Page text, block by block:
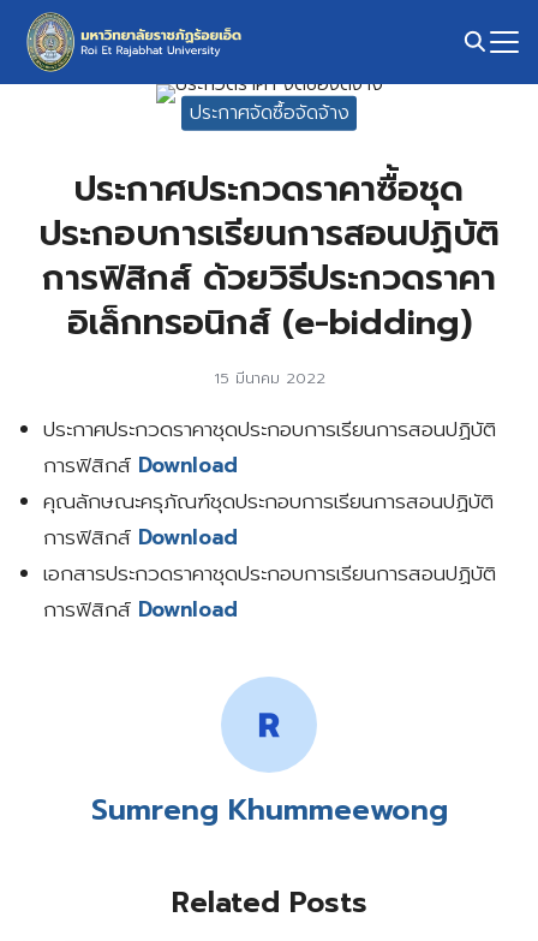
Skip
content
ประกาศจัดซื้อจัดจ้าง
ประกาศประกวดราคาซื้อชุด
ประกอบการเรียนการสอนปฏิบัติ
การฟิสิกส์ ด้วยวิธีประกวดราคา
อิเล็กทรอนิกส์ (e-bidding)
15 มีนาคม 2022
ประกาศประกวดราคาชุดประกอบการเรียนการสอนปฏิบัติ
การฟิสิกส์ Download
คุณลักษณะครุภัณฑ์ชุดประกอบการเรียนการสอนปฏิบัติ
การฟิสิกส์ Download
เอกสารประกวดราคาชุดประกอบการเรียนการสอนปฏิบัติ
การฟิสิกส์ Download
Sumreng Khummeewong
Related Posts